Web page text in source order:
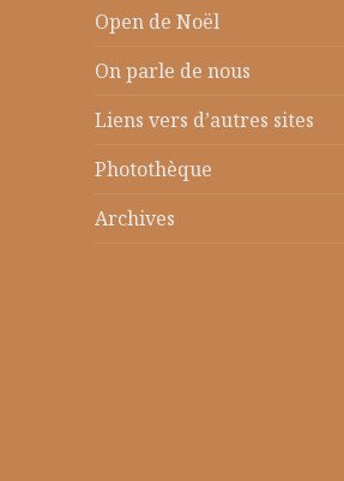
Open de Noël
On parle de nous
Liens vers d’autres sites
Photothèque
Archives